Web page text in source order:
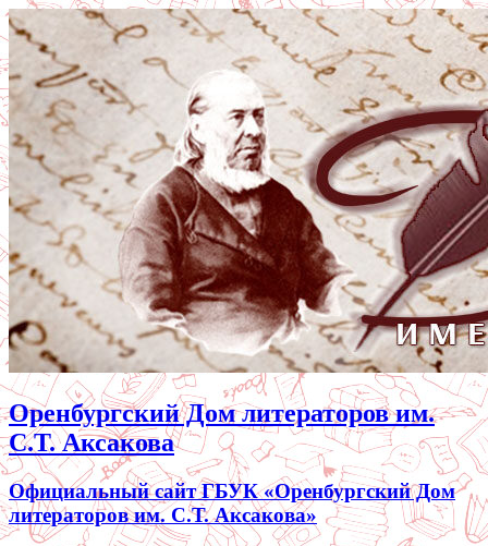
Оренбургский Дом литераторов им.
С.Т. Аксакова
Официальный сайт ГБУК «Оренбургский Дом
литераторов им. С.Т. Аксакова»